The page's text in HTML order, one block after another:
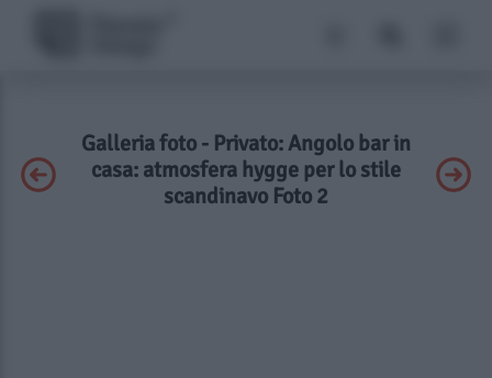
Galleria foto - Privato: Angolo bar in
casa: atmosfera hygge per lo stile
scandinavo Foto 2